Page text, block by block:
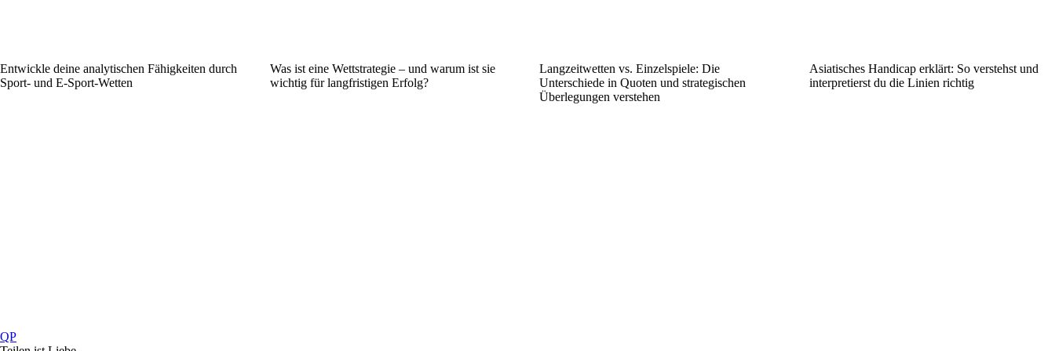
Entwickle deine analytischen Fähigkeiten durch
Sport- und E-Sport-Wetten
Was ist eine Wettstrategie – und warum ist sie
wichtig für langfristigen Erfolg?
Langzeitwetten vs. Einzelspiele: Die
Unterschiede in Quoten und strategischen
Überlegungen verstehen
Asiatisches Handicap erklärt: So verstehst und
interpretierst du die Linien richtig
QP